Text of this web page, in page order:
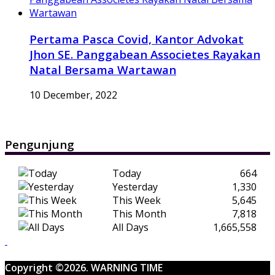
Pertama Pasca Covid, Kantor Advokat
Jhon SE. Panggabean Associetes Rayakan
Natal Bersama Wartawan
10 December, 2022
Pengunjung
Today
664
Yesterday
1,330
This Week
5,645
This Month
7,818
All Days
1,665,558
Copyright ©2026. WARNING TIME